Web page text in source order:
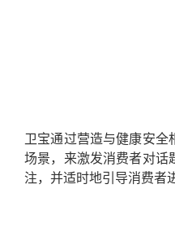
卫宝通过营造与健康安全
场景，来激发消费者对话
注，并适时地引导消费者